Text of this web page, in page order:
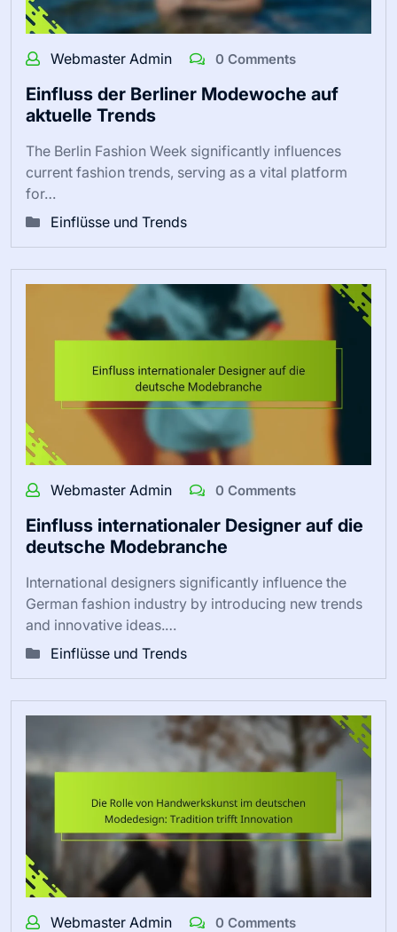
Webmaster Admin 0 Comments
Einfluss der Berliner Modewoche auf
aktuelle Trends
The Berlin Fashion Week significantly influences
current fashion trends, serving as a vital platform
for…
Einflüsse und Trends
Webmaster Admin 0 Comments
Einfluss internationaler Designer auf die
deutsche Modebranche
International designers significantly influence the
German fashion industry by introducing new trends
and innovative ideas.…
Einflüsse und Trends
Webmaster Admin 0 Comments